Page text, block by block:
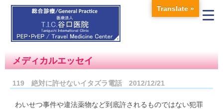
メディカルエッセイ
119 絶対に許せないイタズラ電話 2012/12/21
わいせつ事件や違法薬物など到底許されるものではない犯罪
Translate »